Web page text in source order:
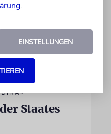
Staates
.
EINSTELLUNGEN